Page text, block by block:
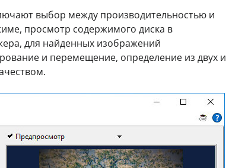
выбор между производительностью и
просмотр содержимого диска в
для найденных изображений
и перемещение, определение из двух и